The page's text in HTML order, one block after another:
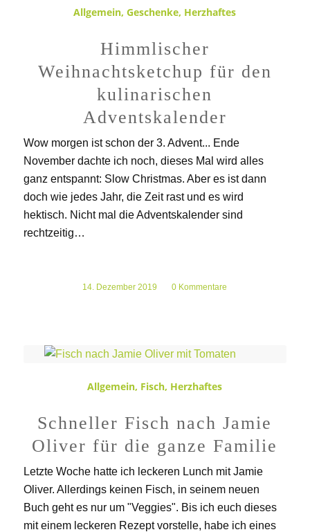
Allgemein,Geschenke, Herzhaftes
Himmlischer
Weihnachtsketchup für den
kulinarischen
Adventskalender
Wow morgen ist schon der 3. Advent... Ende
November dachte ich noch, dieses Mal wird alles
ganz entspannt: Slow Christmas. Aber es ist dann
doch wie jedes Jahr, die Zeit rast und es wird
hektisch. Nicht mal die Adventskalender sind
rechtzeitig…
14. Dezember 2019
/ 0 Kommentare
Allgemein, Fisch, Herzhaftes
Schneller Fisch nach Jamie
Oliver für die ganze Familie
Letzte Woche hatte ich leckeren Lunch mit Jamie
Oliver. Allerdings keinen Fisch, in seinem neuen
Buch geht es nur um "Veggies". Bis ich euch dieses
mit einem leckeren Rezept vorstelle, habe ich eines